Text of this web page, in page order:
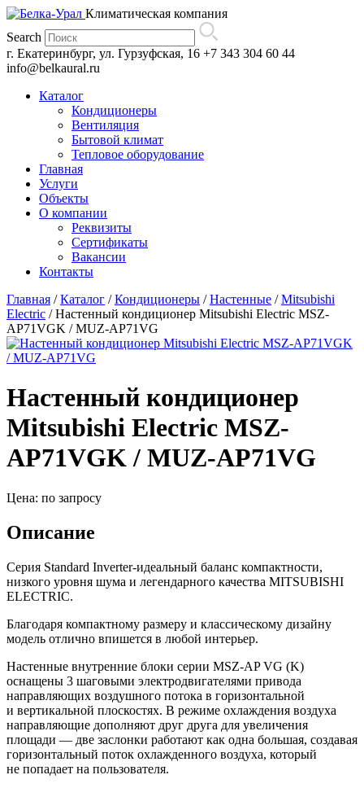
Климатическая компания
Search
г. Екатеринбург, ул. Гурзуфская, 16 +7 343 304 60 44
info@belkaural.ru
Каталог
Кондиционеры
Вентиляция
Бытовой климат
Тепловое оборудование
Главная
Услуги
Объекты
О компании
Реквизиты
Сертификаты
Вакансии
Контакты
Главная /Каталог /Кондиционеры /Настенные /Mitsubishi
Electric /Настенный кондиционер Mitsubishi Electric MSZ-
AP71VGK / MUZ-AP71VG
Настенный кондиционер
Mitsubishi Electric MSZ-
AP71VGK / MUZ-AP71VG
Цена: по запросу
Описание
Серия Standard Inverter-идеальный баланс компактности,
низкого уровня шума и легендарного качества MITSUBISHI
ELECTRIC.
Благодаря компактному размеру и классическому дизайну
модель отлично впишется в любой интерьер.
Настенные внутренние блоки серии MSZ-AP VG (K)
оснащены 3 шаговыми электродвигателями привода
направляющих воздушного потока в горизонтальной
и вертикальной плоскостях. В режиме охлаждения воздуха
направляющие дополняют друг друга для увеличения
площади — две заслонки работают как одна большая, создавая
горизонтальный поток охлажденного воздуха, который
не попадает на пользователя.